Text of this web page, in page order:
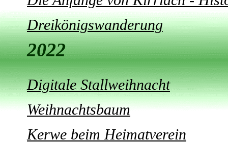
Dreikönigswanderung
2022
Digitale Stallweihnacht
Weihnachtsbaum
Kerwe beim Heimatverein